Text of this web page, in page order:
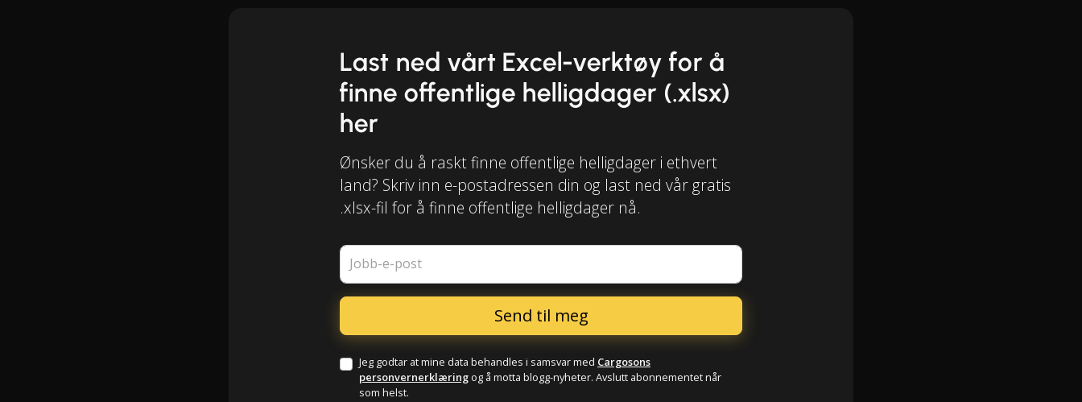
Last ned vårt Excel-verktøy for å
finne offentlige helligdager (.xlsx)
her
Ønsker du å raskt finne offentlige helligdager i ethvert
land? Skriv inn e-postadressen din og last ned vår gratis
.xlsx-fil for å finne offentlige helligdager nå.
Jobb-e-post
Jeg godtar at mine data behandles i samsvar med Cargosons
personvernerklæring og å motta blogg-nyheter. Avslutt abonnementet når
som helst.